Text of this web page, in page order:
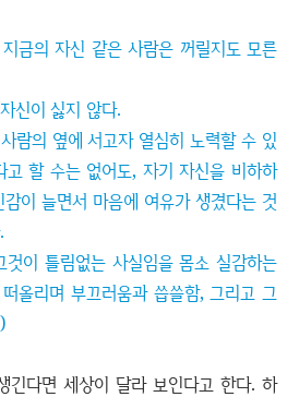
금의 자신 같은 사람은 꺼릴지도 모른
신이 싫지 않다.
람의 옆에 서고자 열심히 노력할 수 있
고 할 수는 없어도, 자기 자신을 비하하
이 늘면서 마음에 여유가 생겼다는 것
이 틀림없는 사실임을 몸소 실감하는
올리며 부끄러움과 씁쓸함, 그리고 그
긴다면 세상이 달라 보인다고 한다. 하